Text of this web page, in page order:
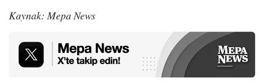
Kaynak: Mepa News